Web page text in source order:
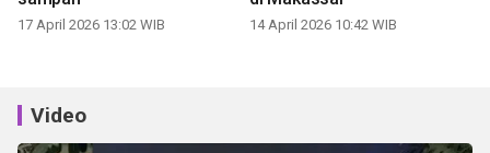
17 April 2026 13:02 WIB 14 April 2026 10:42 WIB
Video